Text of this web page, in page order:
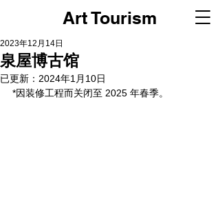
Art Tourism
泉屋博古馆
2023年12月14日
已更新： 2024年1月10日
*因装修工程而关闭至 2025 年春季。